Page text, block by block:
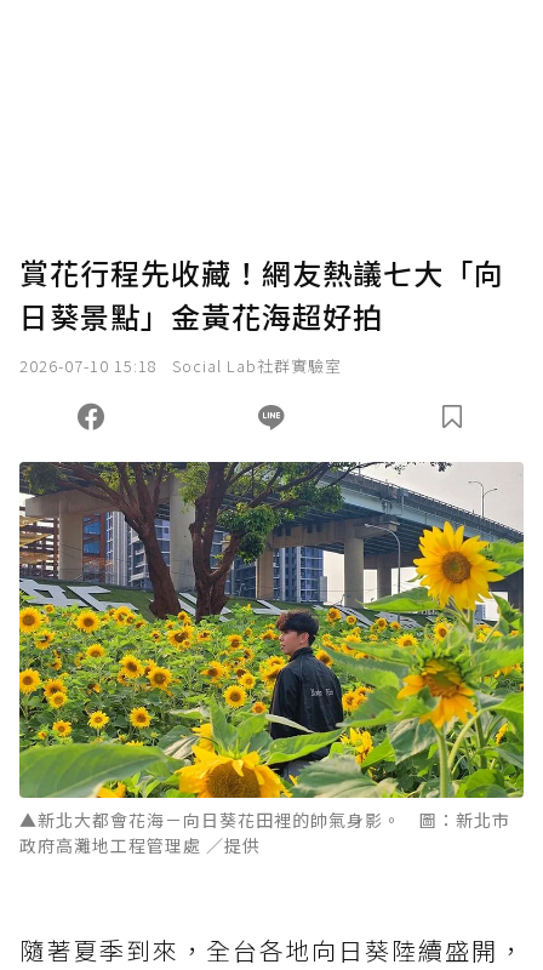
賞花行程先收藏！網友熱議七大「向
日葵景點」金黃花海超好拍
2026-07-10 15:18 Social Lab社群實驗室
▲新北大都會花海－向日葵花田裡的帥氣身影。 圖：新北市
政府高灘地工程管理處 ／提供
隨著夏季到來，全台各地向日葵陸續盛開，